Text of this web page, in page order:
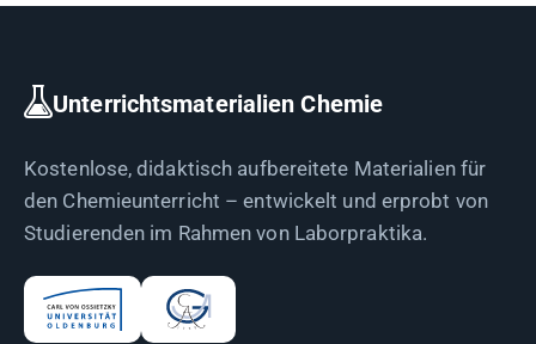
Unterrichtsmaterialien Chemie
Kostenlose, didaktisch aufbereitete Materialien für
den Chemieunterricht – entwickelt und erprobt von
Studierenden im Rahmen von Laborpraktika.